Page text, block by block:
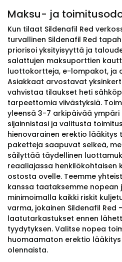
Maksu- ja
Kun tilaat Sildenafil Red
turvallinen Sildenafil Red
priorisoi yksityisyyttä ja
salattujen maksuporttien
luottokortteja, e-lompakot, ja
Asiakkaat arvostavat
vahvistaa tilaukset heti
tarpeettomia viivästyksiä.
yleensä 3-7 arkipäivää
sijainnistasi ja valitusta
hienovarainen erektio lääkitys
paketteja saapuvat selkeä,
säilyttää täydellinen
reaaliajassa henkilökohtaisen
ostosta ovelle. Teemme
kanssa taataksemme nopean
minimoimalla kaikki riskit
varma, jokainen Sildenafil
laatutarkastukset ennen
tyydytyksen. Valitse nopea
huomaamaton erektio
olennaista.